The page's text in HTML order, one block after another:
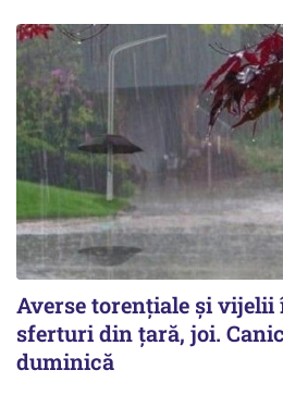
Averse torențiale și vijelii
sferturi din țară, joi.
duminică